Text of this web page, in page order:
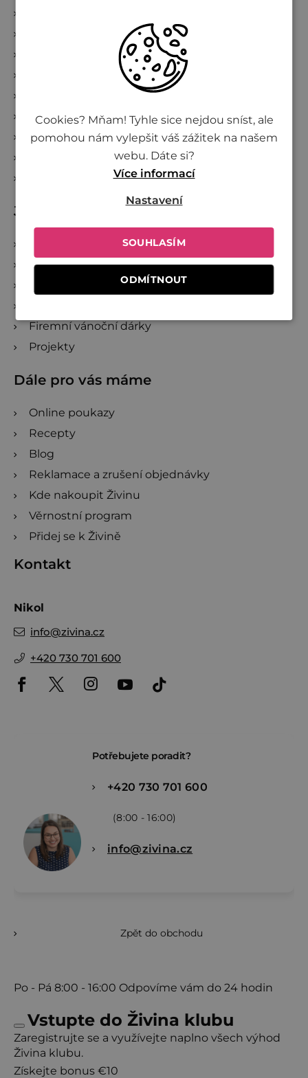
Obchodné podmienky
Podmienky ochrany osobných údajov
Všetko o nákupe
Reklamácia a zrušenie objednávky
Doprava a platba
Věrnostní program
Sledování zásilek
Jsme Živina
Spoločne proti plytvaniu
Investujte do Živiny
Firemní vánoční dárky
Projekty
Dále pro vás máme
Online poukazy
Recepty
Blog
Reklamace a zrušení objednávky
Kde nakoupit Živinu
Věrnostní program
Přidej se k Živině
Kontakt
Nikol
info@zivina.cz
+420 730 701 600
Potřebujete poradit?
+420 730 701 600
(8:00 - 16:00)
info@zivina.cz
Zpět do obchodu
Po - Pá 8:00 - 16:00 Odpovíme vám do 24 hodin
Vstupte do Živina klubu
Zaregistrujte se a využívejte naplno všech výhod
Živina klubu.
Získejte bonus €10
Cookies? Mňam! Tyhle sice nejdou sníst, ale
pomohou nám vylepšit váš zážitek na našem
webu. Dáte si?
Více informací
SOUHLASÍM
ODMÍTNOUT
Nastavení